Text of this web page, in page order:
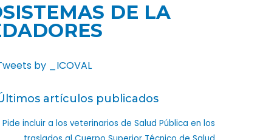
DE LA
by _ICOVAL
artículos publicados
Pide incluir a los veterinarios de Salud Pública en los